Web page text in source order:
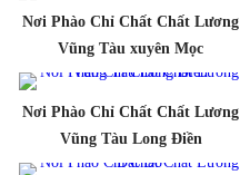
Nơi Phào Chỉ Chất Chất Lương
Vũng Tàu xuyên Mọc
Nơi Phào Chỉ Chất Chất Lương
Vũng Tàu Long Điền